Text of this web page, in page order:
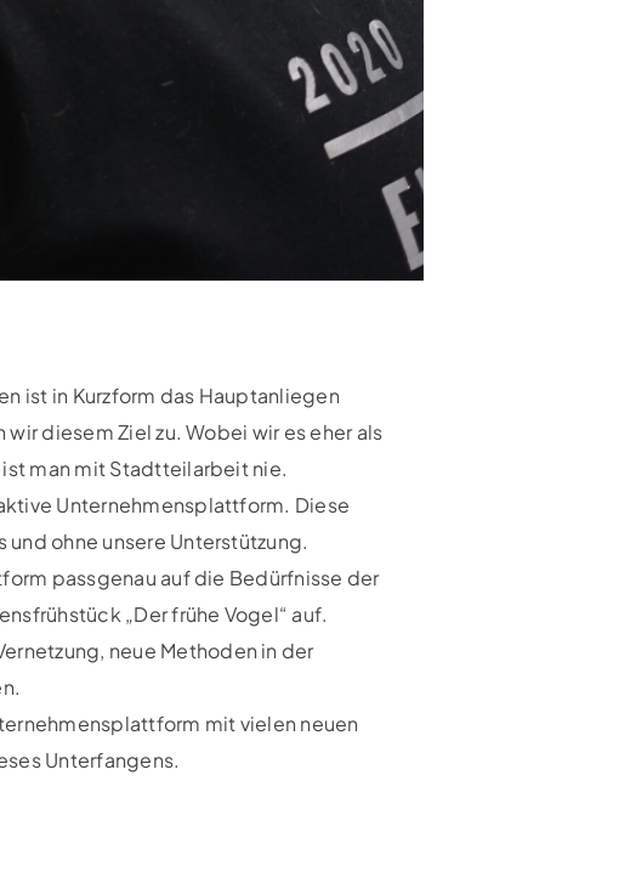
ist in Kurzform das Hauptanliegen
diesem Ziel zu. Wobei wir es eher als
man mit Stadtteilarbeit nie.
Unternehmensplattform. Diese
ohne unsere Unterstützung.
passgenau auf die Bedürfnisse der
„Der frühe Vogel“ auf.
neue Methoden in der
mit vielen neuen
Unterfangens.